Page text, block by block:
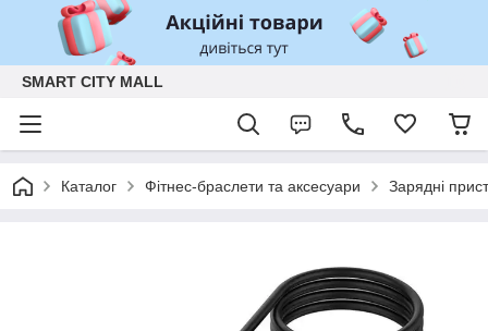
SMART CITY MALL
Каталог Фітнес-браслети та аксесуари Зарядні